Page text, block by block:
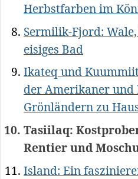
Herbstfarben im
Sermilik-Fjord:
eisiges Bad
Ikateq und
der Amerikaner und
Grönländern zu
Tasiilaq:
Rentier und
Island: Ein